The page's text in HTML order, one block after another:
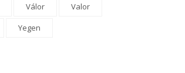
Válor
Valor
Yegen